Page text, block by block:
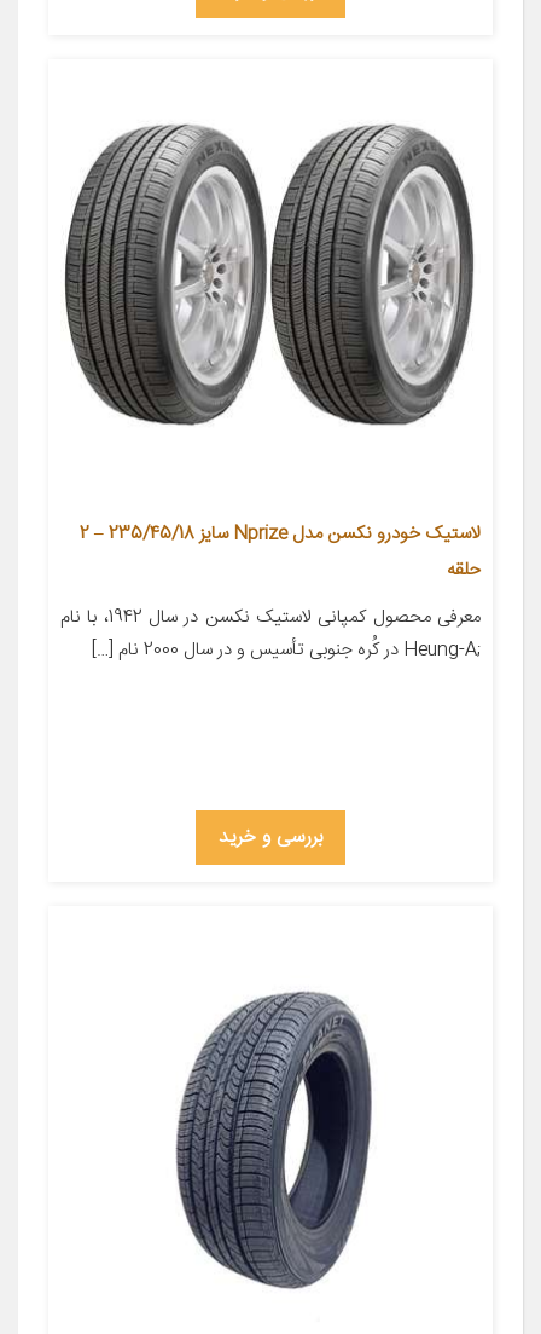
لاستیک خودرو نکسن مدل Nprize سایز 235/45/18 – 2
حلقه
معرفی محصول کمپانی لاستیک نکسن در سال 1942، با نام
;Heung-A در کُره­ جنوبی تأسیس و در سال 2000 نام […]
بررسی و خرید